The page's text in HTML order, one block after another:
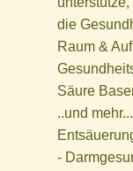
die
Raum &
Säure
..und
-